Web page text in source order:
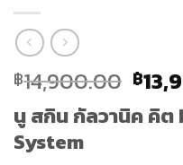
฿14,900.00
price
was:
฿
นู สกิน กัลวานิค คิต
System